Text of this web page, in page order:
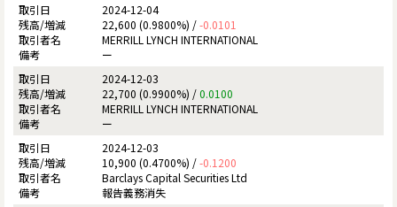
2024-12-04
22,600 (0.9800%) /-0.0101
MERRILL LYNCH INTERNATIONAL
ー
2024-12-03
22,700 (0.9900%) /0.0100
MERRILL LYNCH INTERNATIONAL
ー
2024-12-03
10,900 (0.4700%) /-0.1200
Barclays Capital Securities Ltd
報告義務消失